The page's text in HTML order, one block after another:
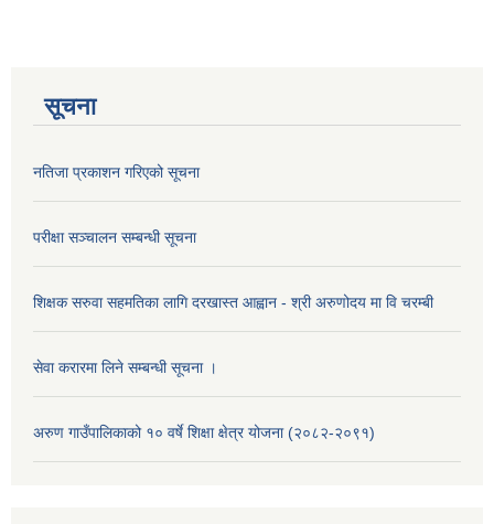
सूचना
नतिजा प्रकाशन गरिएको सूचना
परीक्षा सञ्चालन सम्बन्धी सूचना
शिक्षक सरुवा सहमतिका लागि दरखास्त आह्वान - श्री अरुणोदय मा वि चरम्बी
सेवा करारमा लिने सम्बन्धी सूचना ।
अरुण गाउँपालिकाको १० वर्षे शिक्षा क्षेत्र योजना (२०८२-२०९१)